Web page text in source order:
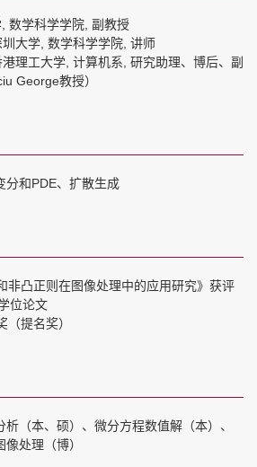
数学科学学院, 副教授
大学, 数学科学学院, 讲师
理工大学, 计算机系, 研究助理、博后、副
George教授）
分和PDE、扩散生成
非凸正则在图像处理中的应用研究》获评
位论文
提名奖）
（本、硕）、微分方程数值解（本）、
处理（博）